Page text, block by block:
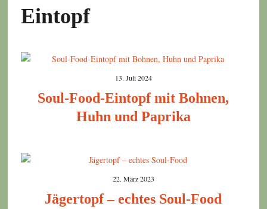
Eintopf
13. Juli 2024
Soul-Food-Eintopf mit Bohnen,
Huhn und Paprika
22. März 2023
Jägertopf – echtes Soul-Food